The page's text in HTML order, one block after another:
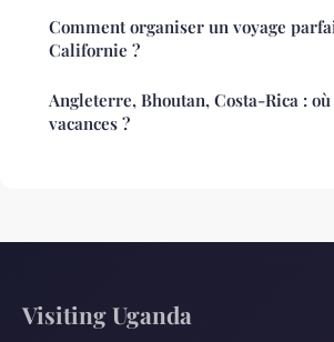
Comment organiser un voyage
Californie ?
Angleterre, Bhoutan, Costa-Rica :
vacances ?
Visiting Uganda